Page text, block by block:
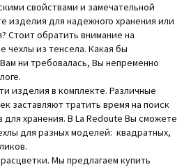
свойствами и замечательной
изделия для надежного хранения или
Стоит обратить внимание на
из тенсела. Какая бы
ни требовалась, Вы непременно
изделия в комплекте. Различные
заставляют тратить время на поиск
хранения. В La Redoute Вы сможете
для разных моделей: квадратных,
Мы предлагаем купить